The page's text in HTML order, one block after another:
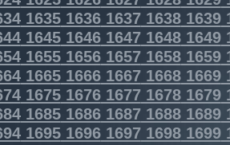
16351636163716381639
16451646164716481649
16551656165716581659
16651666166716681669
16751676167716781679
16851686168716881689
169516961697 16981699